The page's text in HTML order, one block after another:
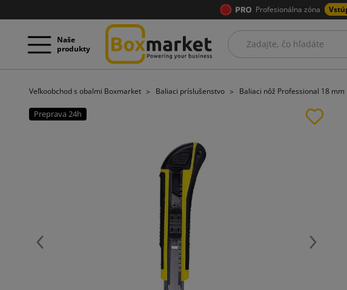
Profesionálna zóna
Naše
produkty
Veľkoobchod s obalmi Boxmarket Baliaci príslušenstvo Baliaci nôž Professional 18 mm
Preprava 24h
Späť Ďalej